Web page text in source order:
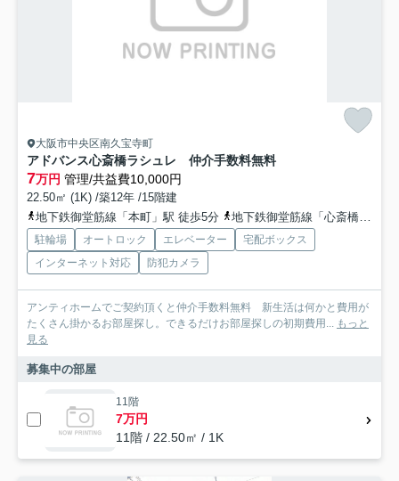
大阪市中央区南久宝寺町
アドバンス心斎橋ラシュレ 仲介手数料無料
7万円 管理/共益費10,000円
22.50㎡ (1K) /築12年 /15階建
地下鉄御堂筋線「本町」駅 徒歩5分
地下鉄御堂筋線「心斎橋」駅 徒歩8分
駐輪場 オートロック エレベーター
宅配ボックス
インターネット対応
防犯カメラ
アンティホームでご契約頂くと仲介手数料無料 新生活は何かと費用が
たくさん掛かるお部屋探し。できるだけお部屋探しの初期費用... もっと
見る
募集中の部屋
11階
7万円
11階 / 22.50㎡ / 1K